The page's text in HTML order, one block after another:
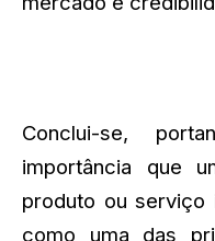
Conclui-se,
importância que
produto ou serviço
como uma das